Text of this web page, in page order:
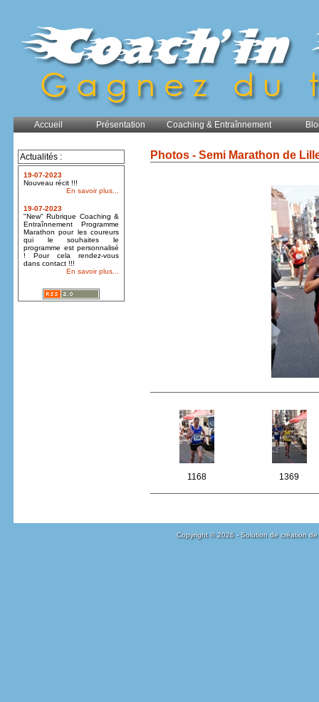
Accueil Présentation Coaching & Entraînnement
Actualités :
19-07-2023
Nouveau récit !!!
En savoir plus...
19-07-2023
"New" Rubrique Coaching &
Entraînnement Programme
Marathon pour les coureurs
qui le souhaites le
programme est personnalisé
! Pour cela rendez-vous
dans contact !!!
En savoir plus...
Photos - Semi Marathon de
1168 1369
Copyright © 2026 - Solution de création